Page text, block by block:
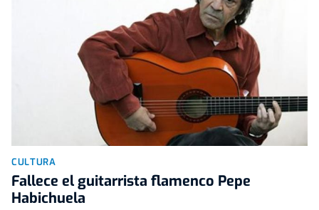
CULTURA
Fallece el guitarrista flamenco Pepe
Habichuela